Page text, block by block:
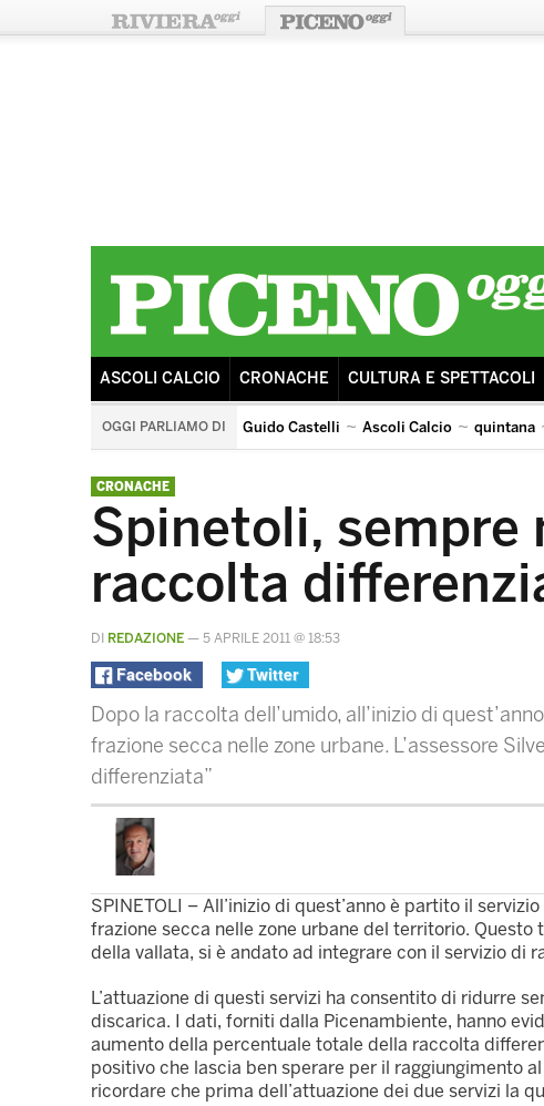
ASCOLI CALCIO CRONACHE CULTURA E SPETTACOLI
OGGI PARLIAMO DI Guido Castelli Ascoli Calcio quintana
quintana di ascoli piceno
CRONACHE
Spinetoli, sempre
raccolta
DI REDAZIONE — 5 APRILE 2011 @ 18:53
Facebook Twitter
Dopo la raccolta dell’umido, all’inizio di
frazione secca nelle zone urbane. L’assessore
differenziata”
SPINETOLI – All’inizio di quest’anno è partito il
frazione secca nelle zone urbane del territorio.
della vallata, si è andato ad integrare con il servizio di
L’attuazione di questi servizi ha consentito di ridurre
discarica. I dati, forniti dalla Picenambiente, hanno
aumento della percentuale totale della raccolta
positivo che lascia ben sperare per il raggiungimento
ricordare che prima dell’attuazione dei due servizi la